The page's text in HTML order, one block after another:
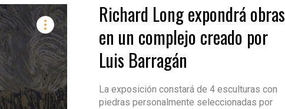
Richard Long expondrá obras
en un complejo creado por
Luis Barragán
La exposición constará de 4 esculturas con
piedras personalmente seleccionadas por